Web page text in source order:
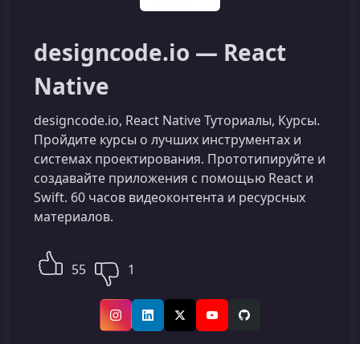
designcode.io — React
Native
designcode.io, React Native Туториалы, Курсы.
Пройдите курсы о лучших инструментах и
системах проектирования. Прототипируйте и
создавайте приложения с помощью React и
Swift. 60 часов видеоконтента и ресурсных
материалов.
55 1
InstagramLinkedInX (Twitter)YouTubeGitHub